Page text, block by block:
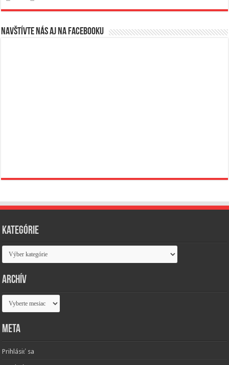
Navštívte nás aj na Facebooku
Kategórie
Kategórie
Archív
Archív
Meta
Prihlásiť sa